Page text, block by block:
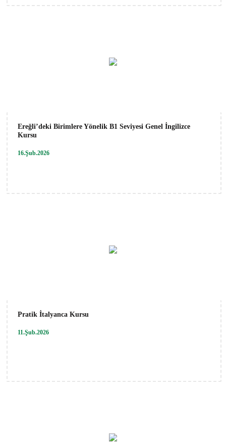
Ereğli’deki Birimlere Yönelik B1 Seviyesi Genel İngilizce
Kursu
16.Şub.2026
Pratik İtalyanca Kursu
11.Şub.2026